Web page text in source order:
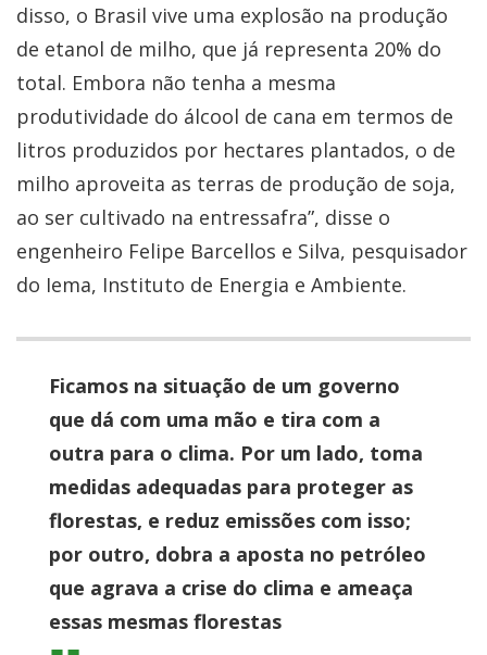
disso, o Brasil vive uma explosão na produção
de etanol de milho, que já representa 20% do
total. Embora não tenha a mesma
produtividade do álcool de cana em termos de
litros produzidos por hectares plantados, o de
milho aproveita as terras de produção de soja,
ao ser cultivado na entressafra”, disse o
engenheiro Felipe Barcellos e Silva, pesquisador
do Iema, Instituto de Energia e Ambiente.
Ficamos na situação de um governo
que dá com uma mão e tira com a
outra para o clima. Por um lado, toma
medidas adequadas para proteger as
florestas, e reduz emissões com isso;
por outro, dobra a aposta no petróleo
que agrava a crise do clima e ameaça
essas mesmas florestas